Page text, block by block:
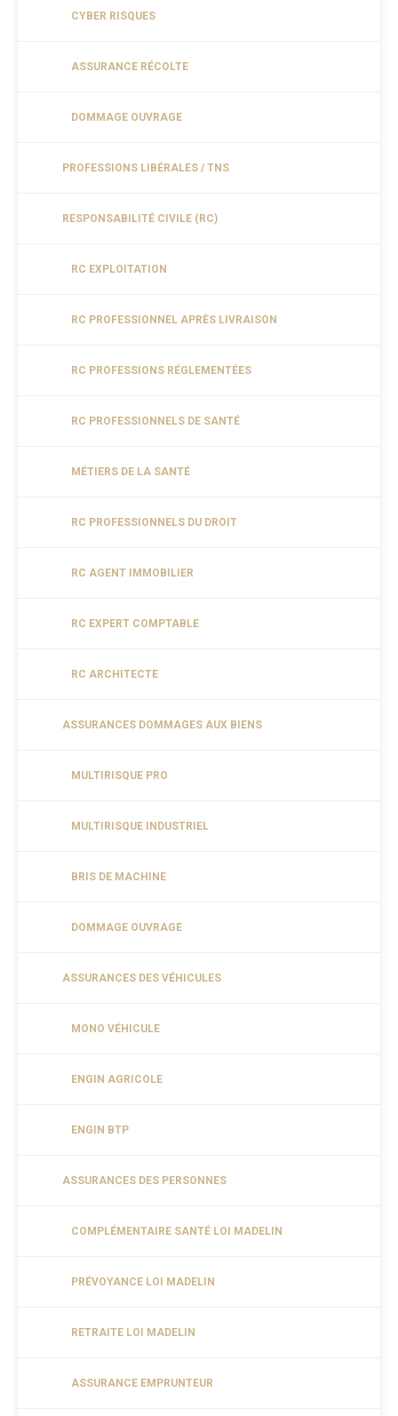
CYBER RISQUES
ASSURANCE RÉCOLTE
DOMMAGE OUVRAGE
PROFESSIONS LIBÉRALES / TNS
RESPONSABILITÉ CIVILE (RC)
RC EXPLOITATION
RC PROFESSIONNEL APRÈS LIVRAISON
RC PROFESSIONS RÉGLEMENTÉES
RC PROFESSIONNELS DE SANTÉ
MÉTIERS DE LA SANTÉ
RC PROFESSIONNELS DU DROIT
RC AGENT IMMOBILIER
RC EXPERT COMPTABLE
RC ARCHITECTE
ASSURANCES DOMMAGES AUX BIENS
MULTIRISQUE PRO
MULTIRISQUE INDUSTRIEL
BRIS DE MACHINE
DOMMAGE OUVRAGE
ASSURANCES DES VÉHICULES
MONO VÉHICULE
ENGIN AGRICOLE
ENGIN BTP
ASSURANCES DES PERSONNES
COMPLÉMENTAIRE SANTÉ LOI MADELIN
PRÉVOYANCE LOI MADELIN
RETRAITE LOI MADELIN
ASSURANCE EMPRUNTEUR